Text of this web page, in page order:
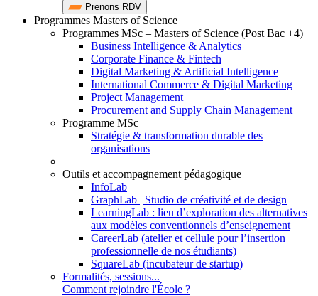
Prenons RDV
Programmes Masters of Science
Programmes MSc – Masters of Science (Post Bac +4)
Business Intelligence & Analytics
Corporate Finance & Fintech
Digital Marketing & Artificial Intelligence
International Commerce & Digital Marketing
Project Management
Procurement and Supply Chain Management
Programme MSc
Stratégie & transformation durable des
organisations
Outils et accompagnement pédagogique
InfoLab
GraphLab | Studio de créativité et de design
LearningLab : lieu d’exploration des alternatives
aux modèles conventionnels d’enseignement
CareerLab (atelier et cellule pour l’insertion
professionnelle de nos étudiants)
SquareLab (incubateur de startup)
Formalités, sessions...
Comment rejoindre l'École ?